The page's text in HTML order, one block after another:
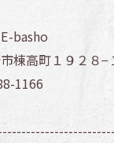
basho
棟高町１９２８−
1166